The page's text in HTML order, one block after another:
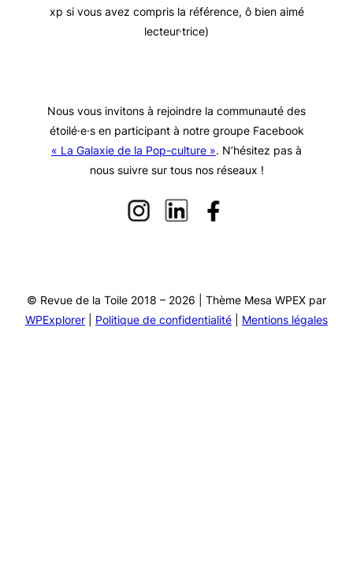
xp si vous avez compris la référence, ô bien aimé
lecteur·trice)
Nous vous invitons à rejoindre la communauté des
étoilé·e·s en participant à notre groupe Facebook
« La Galaxie de la Pop-culture ». N’hésitez pas à
nous suivre sur tous nos réseaux !
© Revue de la Toile 2018 – 2026 | Thème Mesa WPEX par
WPExplorer
Politique de confidentialité Mentions légales